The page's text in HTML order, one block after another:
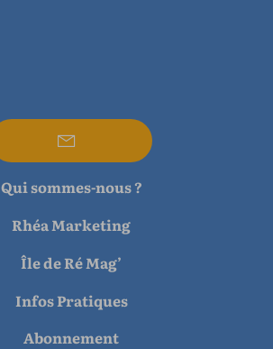
Qui sommes-nous ?
Rhéa Marketing
Île de Ré Mag’
Infos Pratiques
Abonnement